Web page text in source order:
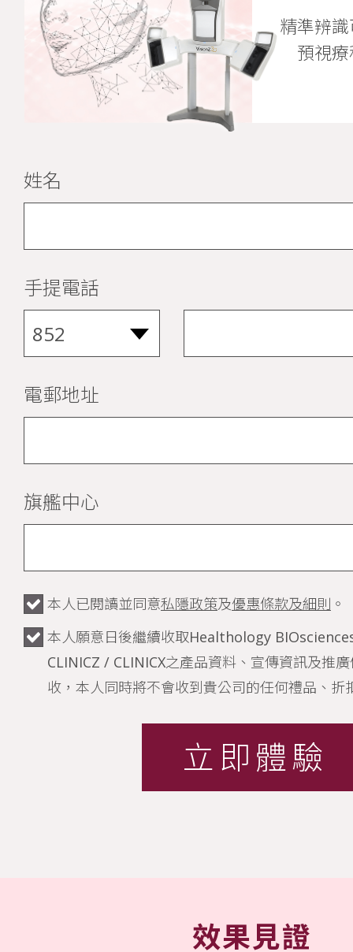
精準辨
預視
姓名
手提電話
電郵地址
旗艦中心
本人已閱讀並同意私隱政策及優惠條款及細則 。
本人願意日後繼續收取Healthology
CLINICZ / CLINICX之產品資料、宣傳資訊及推
收，本人同時將不會收到貴公司的任何禮品、折
立即體驗
效果見證